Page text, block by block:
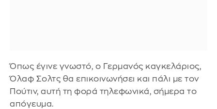
Όπως έγινε γνωστό, ο Γερμανός καγκελάριος,
Όλαφ Σολτς θα επικοινωνήσει και πάλι με τον
Πούτιν, αυτή τη φορά τηλεφωνικά, σήμερα το
απόγευμα.